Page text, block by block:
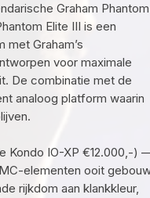
Graham Phantom
Elite III is een
Graham’s
voor maximale
De combinatie met de
analoog platform waarin
Kondo IO-XP €12.000,-)
elementen ooit
rijkdom aan klankkleur,